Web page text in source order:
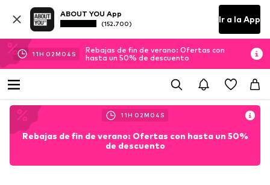
ABOUT YOU App
(152.700) Ir a la App
11H 02M 03 S
Rebajas de fin de verano: Ofertas con
hasta un 50% de descuento
11H 02M 03 S
Rebajas de fin de verano: Ofertas con hasta un 50%
de descuento